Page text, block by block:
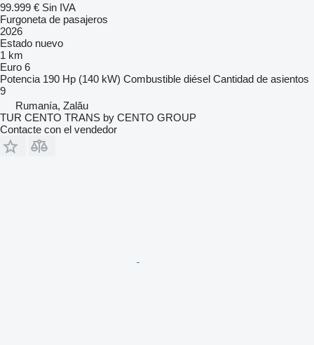
99.999 € Sin IVA
Furgoneta de pasajeros
2026
Estado nuevo
1 km
Euro 6
Potencia 190 Hp (140 kW) Combustible diésel Cantidad de asientos
9
Rumanía, Zalău
TUR CENTO TRANS by CENTO GROUP
Contacte con el vendedor